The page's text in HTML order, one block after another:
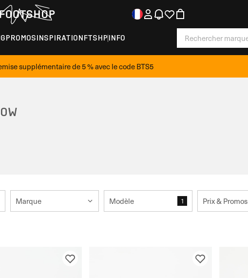
PROMOSINSPIRATIONFTSHP INFO
supplémentaire de 5 % avec le code BTS5
Marque Modèle 1 Prix & Promos